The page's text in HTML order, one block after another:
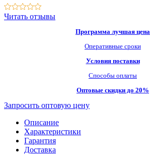
Читать отзывы
Программа лучшая цена
Оперативные сроки
Условия поставки
Способы оплаты
Оптовые скидки до 20%
Запросить оптовую цену
Описание
Характеристики
Гарантия
Доставка